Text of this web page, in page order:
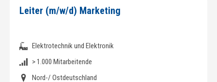
Leiter (m/w/d) Marketing
Elektrotechnik und Elektronik
> 1.000 Mitarbeitende
Nord-/ Ostdeutschland